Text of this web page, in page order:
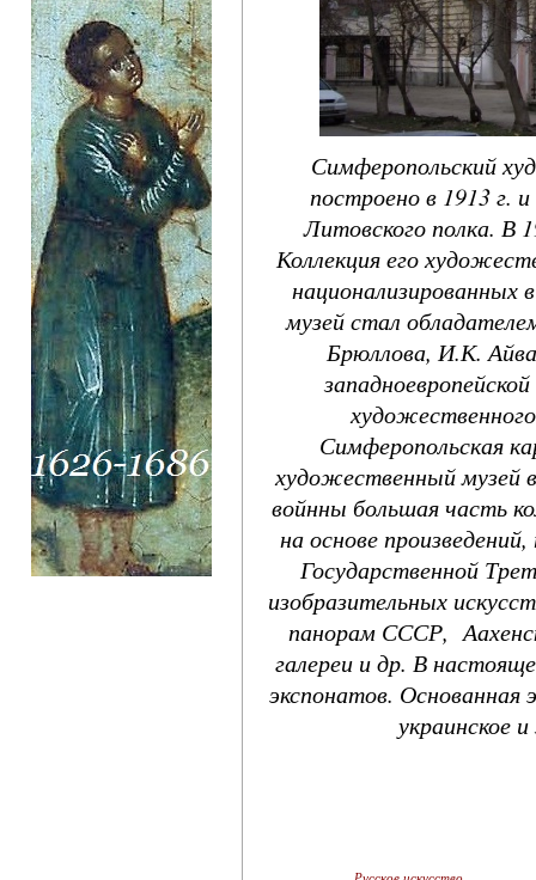
Симферопольский
построено в 1913 г.
Литовского полка. В
Коллекция его
музей стал
Брюллова, И.К.
Симферопольская
художественный музей
войнны большая часть
на основе
Государственной
изобразительных
панорам СССР,
галереи и др. В
экспонатов. Основанная
украинское